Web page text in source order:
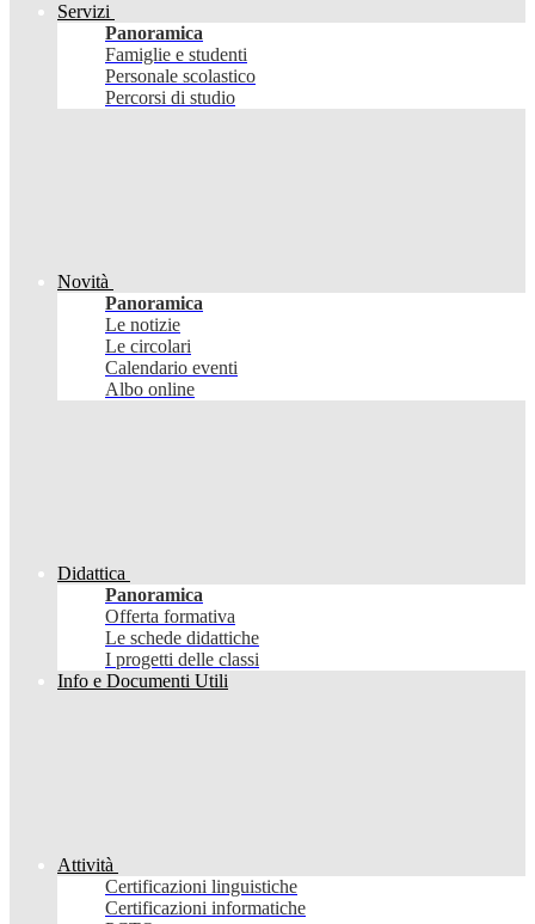
Servizi
Panoramica
Famiglie e studenti
Personale scolastico
Percorsi di studio
Novità
Panoramica
Le notizie
Le circolari
Calendario eventi
Albo online
Didattica
Panoramica
Offerta formativa
Le schede didattiche
I progetti delle classi
Info e Documenti Utili
Attività
Certificazioni linguistiche
Certificazioni informatiche